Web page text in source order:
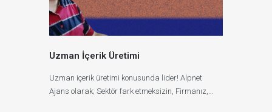
Uzman İçerik Üretimi
Uzman içerik üretimi konusunda lider! Alpnet
Ajans olarak; Sektör fark etmeksizin, Firmanız,…